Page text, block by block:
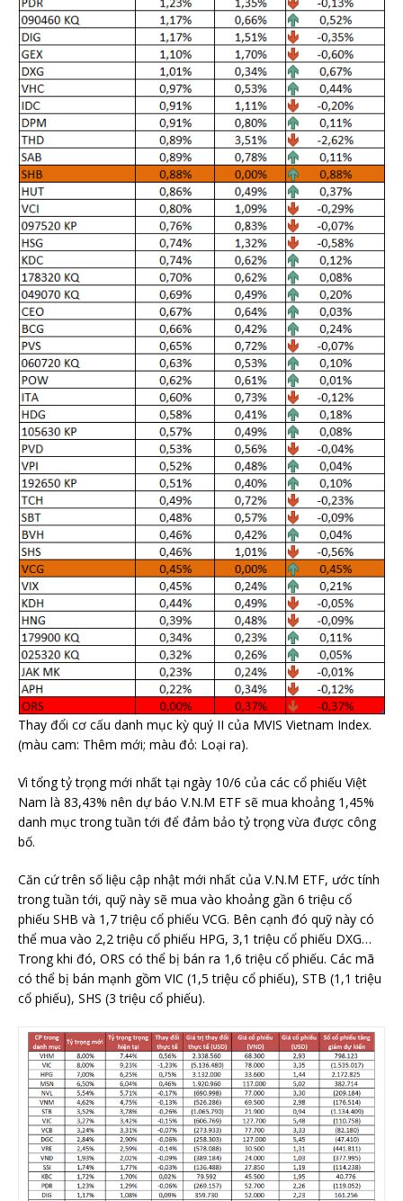
Thay đổi cơ cấu danh mục kỳ quý II của MVIS Vietnam Index.
(màu cam: Thêm mới; màu đỏ: Loại ra).
Vì tổng tỷ trọng mới nhất tại ngày 10/6 của các cổ phiếu Việt
Nam là 83,43% nên dự báo V.N.M ETF sẽ mua khoảng 1,45%
danh mục trong tuần tới để đảm bảo tỷ trọng vừa được công
bố.
Căn cứ trên số liệu cập nhật mới nhất của V.N.M ETF, ước tính
trong tuần tới, quỹ này sẽ mua vào khoảng gần 6 triệu cổ
phiếu SHB và 1,7 triệu cổ phiếu VCG. Bên cạnh đó quỹ này có
thể mua vào 2,2 triệu cổ phiếu HPG, 3,1 triệu cổ phiếu DXG…
Trong khi đó, ORS có thể bị bán ra 1,6 triệu cổ phiếu. Các mã
có thể bị bán mạnh gồm VIC (1,5 triệu cổ phiếu), STB (1,1 triệu
cổ phiếu), SHS (3 triệu cổ phiếu).